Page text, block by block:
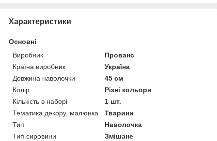
Характеристики
Основні
Виробник
Прованс
Країна виробник
Україна
Довжина наволочки
45 см
Колір
Різні кольори
Кількість в наборі
1 шт.
Тематика декору, малюнка
Тварини
Тип
Наволочка
Тип сировини
Змішане